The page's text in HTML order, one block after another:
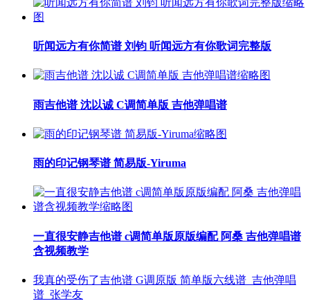
听闻远方有你简谱 刘钧 听闻远方有你歌词完整版
雨吉他谱 沈以诚 C调简单版 吉他弹唱谱
雨的印记钢琴谱 简易版-Yiruma
一直很安静吉他谱 c调简单版原版编配 阿桑 吉他弹唱谱
含视频教学
我真的受伤了吉他谱 G调原版 简单版六线谱_吉他弹唱
谱_张学友